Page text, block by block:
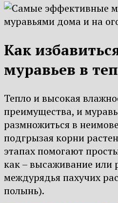
Как
муравьев в
Тепло и высокая
преимущества, и
размножиться в
подгрызая корни
этапах помогают
как – высаживание или
междурядья пахучих
полынь).